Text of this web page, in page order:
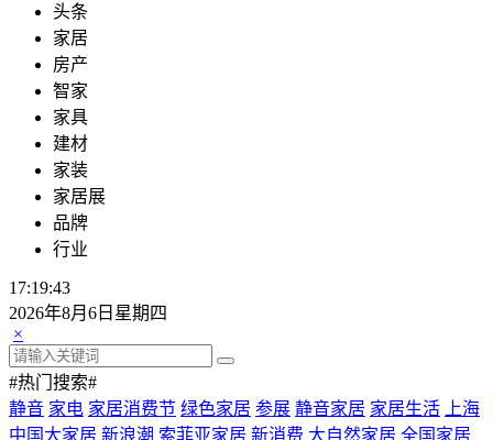
头条
家居
房产
智家
家具
建材
家装
家居展
品牌
行业
17:19:44
2026年8月6日星期四
×
#热门搜索#
静音 家电 家居消费节 绿色家居 参展 静音家居 家居生活
上海
中国大家居 新浪潮 索菲亚家居 新消费 大自然家居 全国家居